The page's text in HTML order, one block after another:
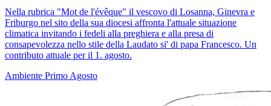
Nella rubrica "Mot de l'évêque" il vescovo di Losanna, Ginevra e
Friburgo nel sito della sua diocesi affronta l'attuale situazione
climatica invitando i fedeli alla preghiera e alla presa di
consapevolezza nello stile della Laudato si' di papa Francesco. Un
contributo attuale per il 1. agosto.
Ambiente Primo Agosto